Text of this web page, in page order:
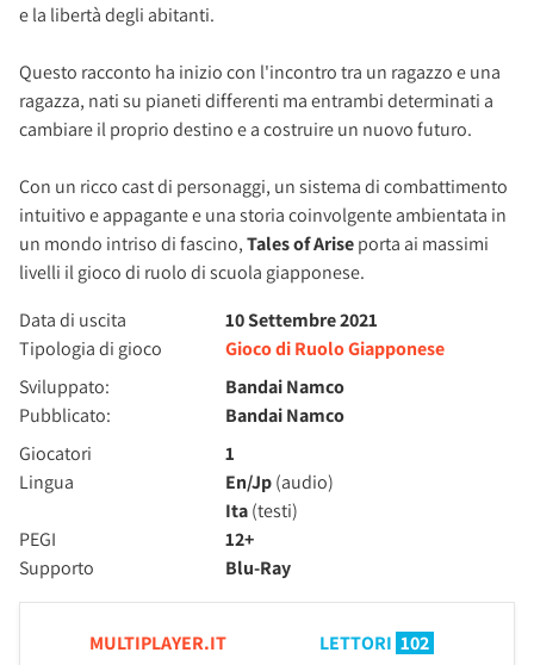
e la libertà degli abitanti.
Questo racconto ha inizio con l'incontro tra un ragazzo e una
ragazza, nati su pianeti differenti ma entrambi determinati a
cambiare il proprio destino e a costruire un nuovo futuro.
Con un ricco cast di personaggi, un sistema di combattimento
intuitivo e appagante e una storia coinvolgente ambientata in
un mondo intriso di fascino,Tales of Ariseporta ai massimi
livelli il gioco di ruolo di scuola giapponese.
Data di uscita
10 Settembre 2021
Tipologia di gioco
Gioco di Ruolo Giapponese
Sviluppato:
Bandai Namco
Pubblicato:
Bandai Namco
Giocatori
1
Lingua
En/Jp(audio)
Ita(testi)
PEGI
12+
Supporto
Blu-Ray
MULTIPLAYER.IT LETTORI 102